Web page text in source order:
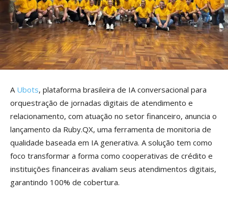
A Ubots, plataforma brasileira de IA conversacional para
orquestração de jornadas digitais de atendimento e
relacionamento, com atuação no setor financeiro, anuncia o
lançamento da Ruby.QX, uma ferramenta de monitoria de
qualidade baseada em IA generativa. A solução tem como
foco transformar a forma como cooperativas de crédito e
instituições financeiras avaliam seus atendimentos digitais,
garantindo 100% de cobertura.